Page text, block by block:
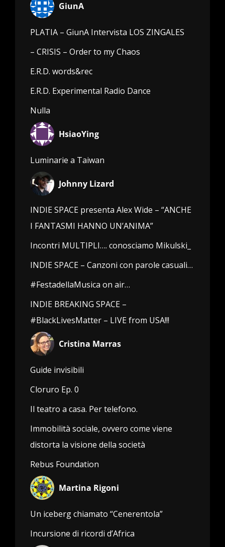
GiunA
PLATIA – GiunA Intervista LOS ZINGALES
– CRISIS – Order to my Chaos
E.R.D. words&rec
E.R.D. Experimental Radio Dance
Nulla
HsiaoYing
Luminarie a Taiwan
Johnny Lizard
INDIE SPACE presenta Alex Wide – “ANCHE
I FANTASMI HANNO UN’ANIMA”
Incontri MULTIPLI…. conosciamo Mikulski_
INDIE SPACE – Canzoni con parole casuali…
#FestadellaMusica on air…
INDIE BREAKING SPACE –
#BlackLivesMatter – LIVE from USA!!!
Cristina Marras
Guide invisibili
Cloruro Ep. 0
Il teatro a casa. Per telefono.
Immobilità sociale, ovvero come viene
distorta la visione della società
Rebus Foundation
Martina Rigoni
Un iceberg chiamato “Cenerentola”
Incursione di ricordi d’Africa